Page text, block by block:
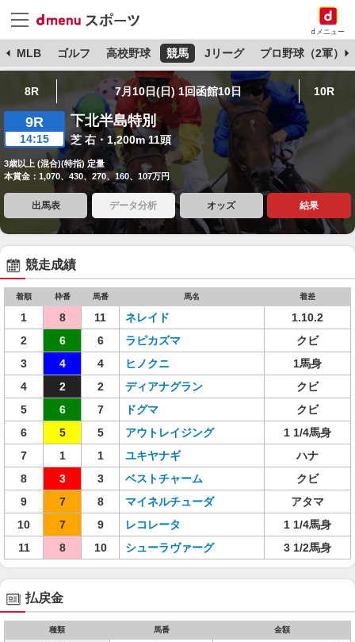
dメニュー
MLB ゴルフ 高校野球 競馬 Jリーグ プロ野球（2軍）
8R 7月10日(日) 1回函館10日 10R
9R
14:15
下北半島特別
芝 右・1,200m 11頭
3歳以上 (混合)(特指) 定量
本賞金：1,070、430、270、160、107万円
出馬表 データ分析 オッズ 結果
競走成績
着順 枠番 馬番 馬名 着差
1 8 11 ネレイド
1.10.2
2
6 6 ラピカズマ
クビ
3
4 4 ヒノクニ
1馬身
4
2 2 ディアナグラン
クビ
5
6 7 ドグマ
クビ
6
5 5 アウトレイジング
1 1/4馬身
7
1 1 ユキヤナギ
ハナ
8
3 3 ベストチャーム
クビ
9
7 8 マイネルチューダ
アタマ
10
7 9 レコレータ
1 1/4馬身
11
8 10 シューラヴァーグ 3 1/2馬身
払戻金
種類 馬番 金額